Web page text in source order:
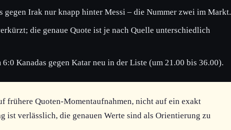
gegen Irak nur knapp hinter Messi – die Nummer zwei im Markt.
die genaue Quote ist je nach Quelle unterschiedlich
Kanadas gegen Katar neu in der Liste (um 21.00 bis 36.00).
frühere Quoten-Momentaufnahmen, nicht auf ein exakt
ist verlässlich, die genauen Werte sind als Orientierung zu